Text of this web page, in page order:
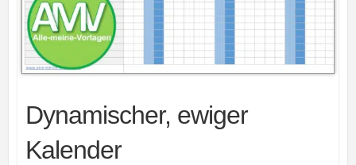
Dynamischer, ewiger
Kalender